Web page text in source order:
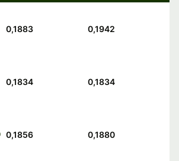
0,1883 0,1942
0,1834 0,1834
0,1856 0,1880